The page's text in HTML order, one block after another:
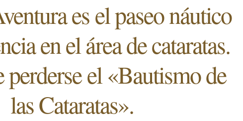
es el paseo náutico
en el área de cataratas.
el «Bautismo de
las Cataratas».